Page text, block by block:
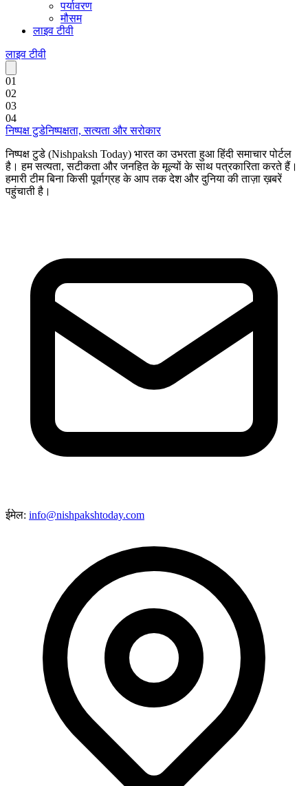
पर्यावरण
मौसम
लाइव टीवी
लाइव टीवी
01
02
03
04
निष्पक्ष टुडेनिष्पक्षता, सत्यता और सरोकार
निष्पक्ष टुडे (Nishpaksh Today) भारत का उभरता हुआ हिंदी समाचार पोर्टल
है। हम सत्यता, सटीकता और जनहित के मूल्यों के साथ पत्रकारिता करते हैं।
हमारी टीम बिना किसी पूर्वाग्रह के आप तक देश और दुनिया की ताज़ा ख़बरें
पहुंचाती है।
ईमेल: info@nishpakshtoday.com